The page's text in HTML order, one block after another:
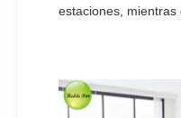
estaciones,